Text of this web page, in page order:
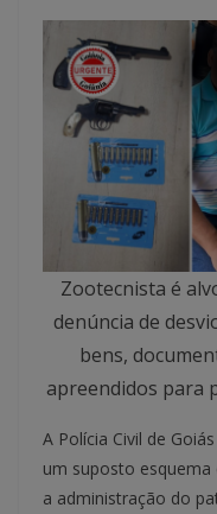
Zootecnista é
denúncia de
bens,
apreendidos para
A Polícia Civil de
um suposto esquema
a administração do